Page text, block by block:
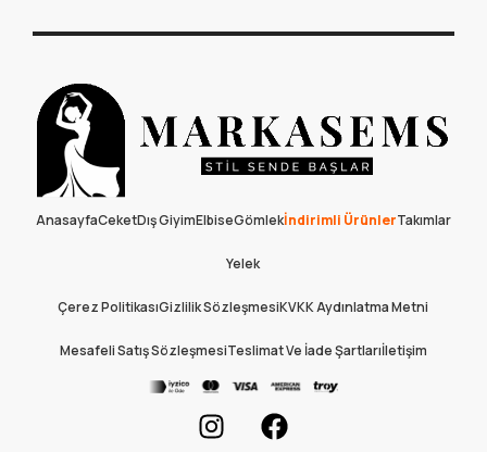
AnasayfaCeketDış GiyimElbiseGömlekİndirimli ÜrünlerTakımlar
Yelek
Çerez PolitikasıGizlilik SözleşmesiKVKK Aydınlatma Metni
Mesafeli Satış SözleşmesiTeslimat Ve İade Şartlarıİletişim